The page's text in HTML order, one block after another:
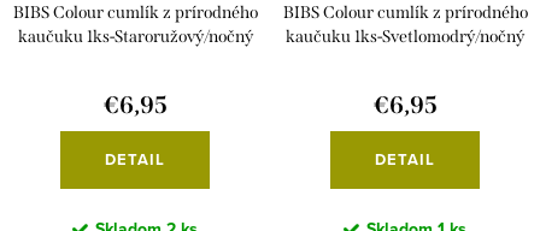
BIBS Colour cumlík z prírodného
kaučuku 1ks-Staroružový/nočný
€6,95
DETAIL
BIBS Colour cumlík z prírodného
kaučuku 1ks-Svetlomodrý/nočný
€6,95
DETAIL